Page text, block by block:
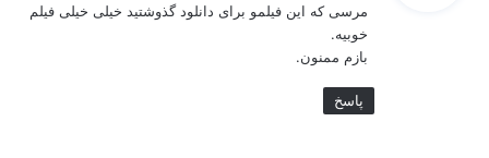
:
مرسی که این فیلمو برای دانلود گذوشتید خیلی خیلی فیلم
خوبیه.
بازم ممنون.
پاسخ